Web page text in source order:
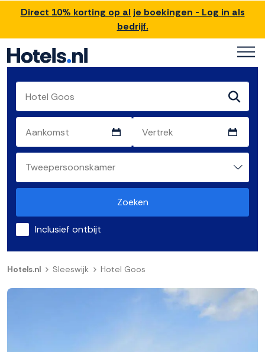
Direct 10% korting op al je boekingen - Log in als
bedrijf.
Zoeken
Inclusief ontbijt
Hotels.nl Sleeswijk Hotel Goos